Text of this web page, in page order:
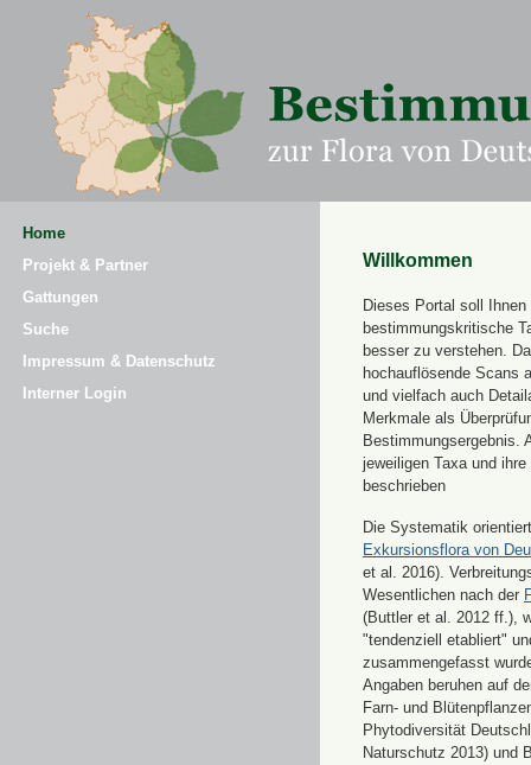
Home
Projekt & Partner
Gattungen
Suche
Impressum & Datenschutz
Interner Login
Willkommen
Dieses Portal soll Ihnen
bestimmungskritische
besser zu verstehen.
hochauflösende Scans
und vielfach auch
Merkmale als
Bestimmungsergebnis.
jeweiligen Taxa und
beschrieben
Die Systematik
Exkursionsflora von
et al. 2016).
Wesentlichen nach der
(Buttler et al. 2012 ff.),
"tendenziell etabliert"
zusammengefasst
Angaben beruhen auf
Farn- und
Phytodiversität
Naturschutz 2013) und